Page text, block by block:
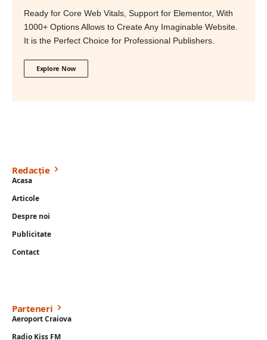
Ready for Core Web Vitals, Support for Elementor, With
1000+ Options Allows to Create Any Imaginable Website.
It is the Perfect Choice for Professional Publishers.
Explore Now
Redacție
Acasa
Articole
Despre noi
Publicitate
Contact
Parteneri
Aeroport Craiova
Radio Kiss FM